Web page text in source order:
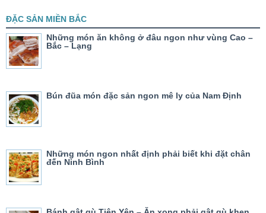
ĐẶC SẢN MIỀN BẮC
Những món ăn không ở đâu ngon như vùng Cao –
Bắc – Lạng
Bún đũa món đặc sản ngon mê ly của Nam Định
Những món ngon nhất định phải biết khi đặt chân
đến Ninh Bình